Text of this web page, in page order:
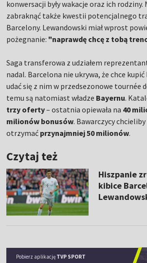
konwersacji były wakacje oraz ich rodziny.
zabraknąć także kwestii potencjalnego
Barcelony. Lewandowski miał wprost
pożegnanie: "naprawdę chcę z tobą
Saga transferowa z udziałem
nadal. Barcelona nie ukrywa, że chce
udać się z nim w przedsezonowe tournée
temu są natomiast władze Bayernu.
trzy oferty– ostatnia opiewała na 40
milionów bonusów. Bawarczycy
otrzymać przynajmniej 50 milionów.
Czytaj też
Hiszpanie
kibice
Pobierz aplikację TVP SPORT